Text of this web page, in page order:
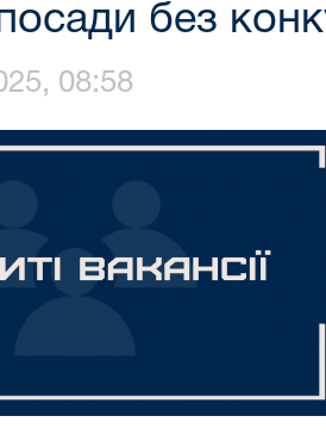
без
08:58